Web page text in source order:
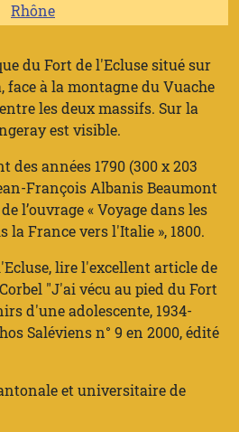
Rhône
du Fort de l'Ecluse situé sur
à la montagne du Vuache
les deux massifs. Sur la
est visible.
années 1790 (300 x 203
François Albanis Beaumont
l’ouvrage « Voyage dans les
la France vers l'Italie », 1800.
lire l'excellent article de
"J'ai vécu au pied du Fort
d'une adolescente, 1934-
Saléviens n° 9 en 2000, édité
et universitaire de